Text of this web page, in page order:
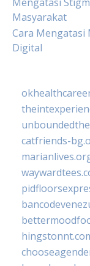
Masyarakat
Cara Mengatasi
Digital
catfriends-